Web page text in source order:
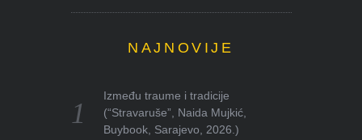
NAJNOVIJE
Između traume i tradicije
(“Stravaruše”, Naida Mujkić,
Buybook, Sarajevo, 2026.)